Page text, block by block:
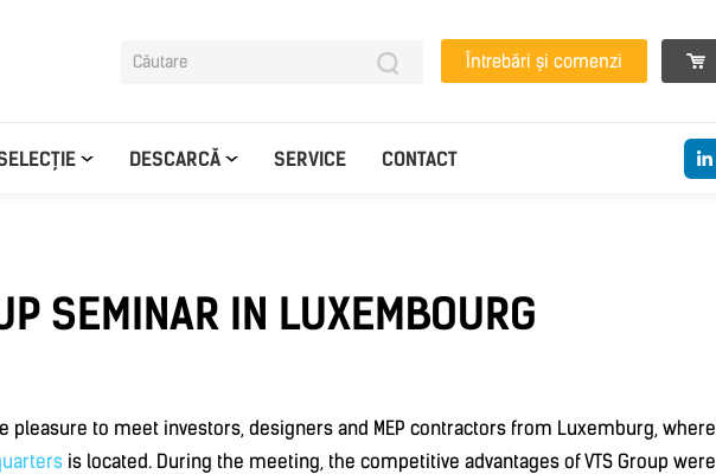
Întrebări și comenzi
DESCARCĂ SERVICE CONTACT
SEMINAR IN LUXEMBOURG
pleasure to meet investors, designers and MEP contractors from Luxemburg, where
is located. During the meeting, the competitive advantages of VTS Group were